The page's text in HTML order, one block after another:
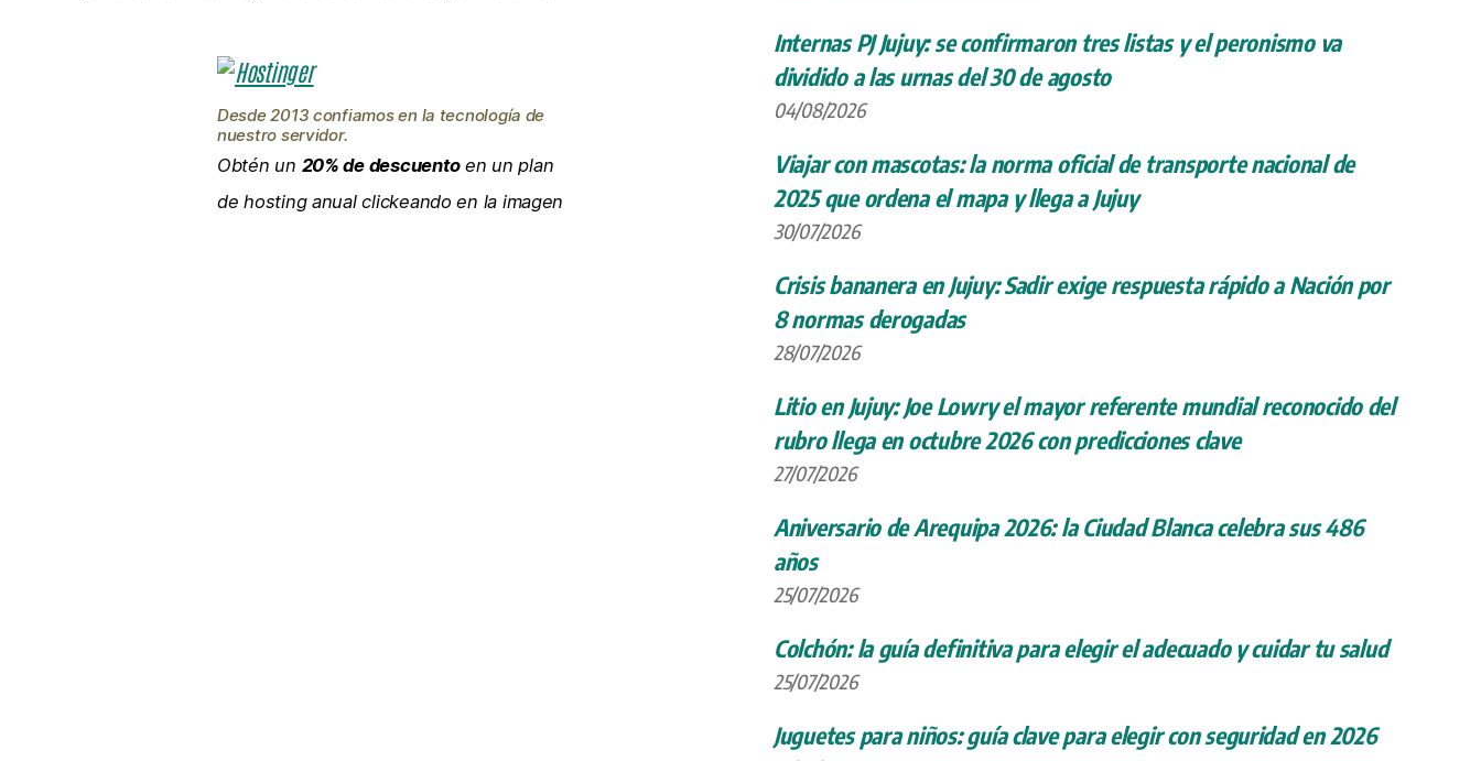
Desde 2013 confiamos en la tecnología de
nuestro servidor.
Obtén un 20% de descuentoen un plan
de hosting anual clickeando en la imagen
Internas PJ Jujuy: se confirmaron tres listas y el peronismo va
dividido a las urnas del 30 de agosto
04/08/2026
Viajar con mascotas: la norma oficial de transporte nacional de
2025 que ordena el mapa y llega a Jujuy
30/07/2026
Crisis bananera en Jujuy: Sadir exige respuesta rápido a Nación por
8 normas derogadas
28/07/2026
Litio en Jujuy: Joe Lowry el mayor referente mundial reconocido del
rubro llega en octubre 2026 con predicciones clave
27/07/2026
Aniversario de Arequipa 2026: la Ciudad Blanca celebra sus 486
años
25/07/2026
Colchón: la guía definitiva para elegir el adecuado y cuidar tu salud
25/07/2026
Juguetes para niños: guía clave para elegir con seguridad en 2026